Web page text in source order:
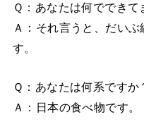
Ｑ：あなたは何でできて
Ａ：それ言うと、だい
す。
Ｑ：あなたは何系です
Ａ：日本の食べ物です。